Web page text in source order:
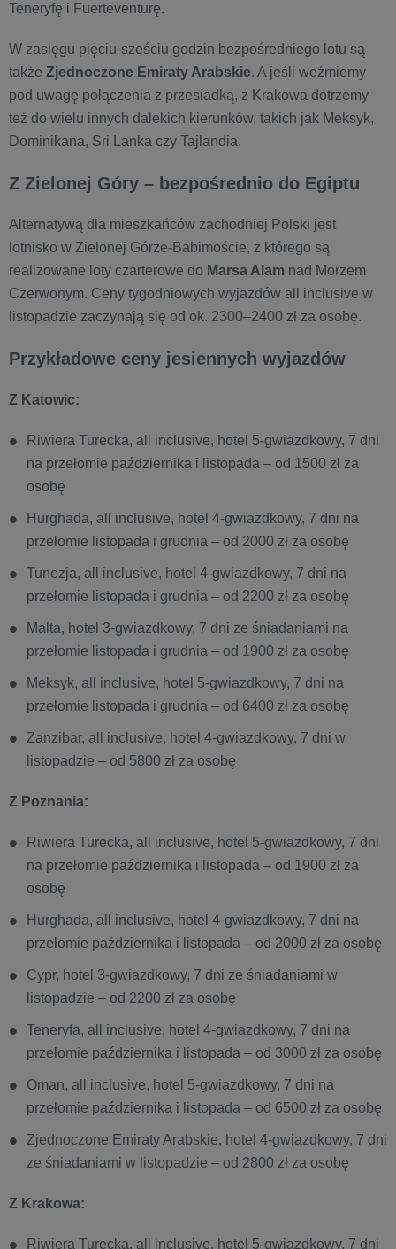
Teneryfę i Fuerteventurę.
W zasięgu pięciu-sześciu godzin bezpośredniego lotu są
także Zjednoczone Emiraty Arabskie. A jeśli weźmiemy
pod uwagę połączenia z przesiadką, z Krakowa dotrzemy
też do wielu innych dalekich kierunków, takich jak Meksyk,
Dominikana, Sri Lanka czy Tajlandia.
Z Zielonej Góry – bezpośrednio do Egiptu
Alternatywą dla mieszkańców zachodniej Polski jest
lotnisko w Zielonej Górze-Babimoście, z którego są
realizowane loty czarterowe do Marsa Alam nad Morzem
Czerwonym. Ceny tygodniowych wyjazdów all inclusive w
listopadzie zaczynają się od ok. 2300–2400 zł za osobę.
Przykładowe ceny jesiennych wyjazdów
Z Katowic:
Riwiera Turecka, all inclusive, hotel 5-gwiazdkowy, 7 dni
na przełomie października i listopada – od 1500 zł za
osobę
Hurghada, all inclusive, hotel 4-gwiazdkowy, 7 dni na
przełomie listopada i grudnia – od 2000 zł za osobę
Tunezja, all inclusive, hotel 4-gwiazdkowy, 7 dni na
przełomie listopada i grudnia – od 2200 zł za osobę
Malta, hotel 3-gwiazdkowy, 7 dni ze śniadaniami na
przełomie listopada i grudnia – od 1900 zł za osobę
Meksyk, all inclusive, hotel 5-gwiazdkowy, 7 dni na
przełomie listopada i grudnia – od 6400 zł za osobę
Zanzibar, all inclusive, hotel 4-gwiazdkowy, 7 dni w
listopadzie – od 5800 zł za osobę
Z Poznania:
Riwiera Turecka, all inclusive, hotel 5-gwiazdkowy, 7 dni
na przełomie października i listopada – od 1900 zł za
osobę
Hurghada, all inclusive, hotel 4-gwiazdkowy, 7 dni na
przełomie października i listopada – od 2000 zł za osobę
Cypr, hotel 3-gwiazdkowy, 7 dni ze śniadaniami w
listopadzie – od 2200 zł za osobę
Teneryfa, all inclusive, hotel 4-gwiazdkowy, 7 dni na
przełomie października i listopada – od 3000 zł za osobę
Oman, all inclusive, hotel 5-gwiazdkowy, 7 dni na
przełomie października i listopada – od 6500 zł za osobę
Zjednoczone Emiraty Arabskie, hotel 4-gwiazdkowy, 7 dni
ze śniadaniami w listopadzie – od 2800 zł za osobę
Z Krakowa:
Riwiera Turecka, all inclusive, hotel 5-gwiazdkowy, 7 dni